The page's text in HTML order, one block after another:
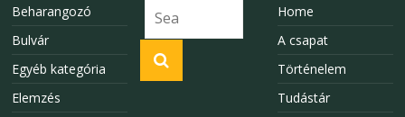
Beharangozó
Bulvár
Egyéb kategória
Elemzés
Home
A csapat
Történelem
Tudástár